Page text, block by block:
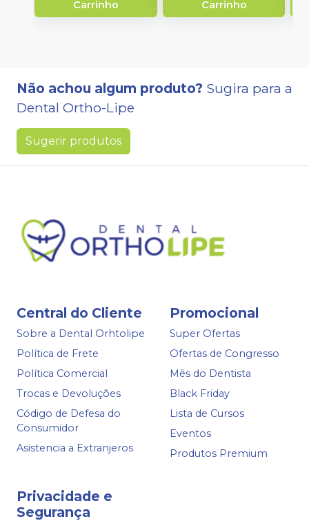
Carrinho Carrinho
Não achou algum produto? Sugira para a
Dental Ortho-Lipe
Sugerir produtos
Central do Cliente
Sobre a Dental Orhtolipe
Política de Frete
Política Comercial
Trocas e Devoluções
Código de Defesa do
Consumidor
Asistencia a Extranjeros
Promocional
Super Ofertas
Ofertas de Congresso
Mês do Dentista
Black Friday
Lista de Cursos
Eventos
Produtos Premium
Privacidade e
Segurança